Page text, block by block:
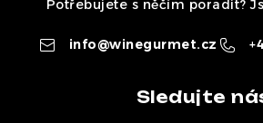
Potřebujete s něčím poradit?
info@winegurmet.cz